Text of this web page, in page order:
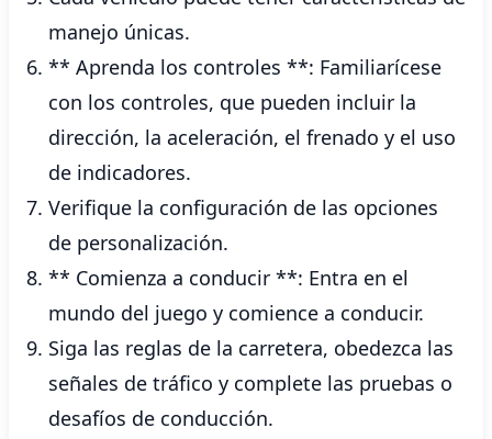
manejo únicas.
** Aprenda los controles **: Familiarícese
con los controles, que pueden incluir la
dirección, la aceleración, el frenado y el uso
de indicadores.
Verifique la configuración de las opciones
de personalización.
** Comienza a conducir **: Entra en el
mundo del juego y comience a conducir.
Siga las reglas de la carretera, obedezca las
señales de tráfico y complete las pruebas o
desafíos de conducción.